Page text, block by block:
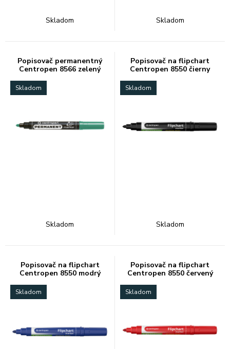
Skladom Skladom
Popisovač permanentný
Centropen 8566 zelený
Skladom
Skladom
Popisovač na flipchart
Centropen 8550 čierny
Skladom
Skladom
Popisovač na flipchart
Centropen 8550 modrý
Skladom
Popisovač na flipchart
Centropen 8550 červený
Skladom